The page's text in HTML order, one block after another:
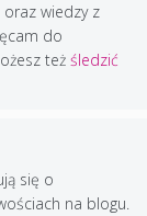
wiedzy z
do
też śledzić
się o
na blogu.